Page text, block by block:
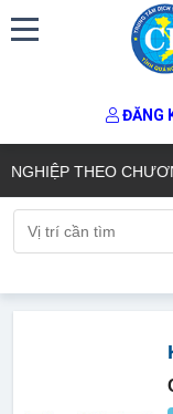
ĐĂNG
THEO